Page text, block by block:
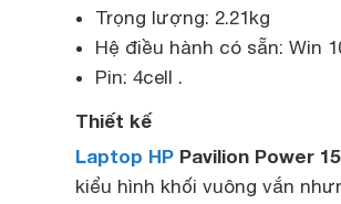
Trọng lượng: 2.21kg
Hệ điều hành có sẵn: Win
Pin: 4cell .
Thiết kế
Laptop HP Pavilion Power
kiểu hình khối vuông vắn